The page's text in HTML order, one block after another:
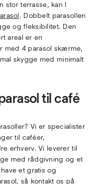
stor terrasse, kan I
. Dobbelt parasollen
og fleksibilitet. Den
areal er en
med 4 parasol skærme,
skygge med minimalt
til café
Vi er specialister
til caféer,
erhverv. Vi leverer til
med rådgivning og et
et gratis og
så kontakt os på